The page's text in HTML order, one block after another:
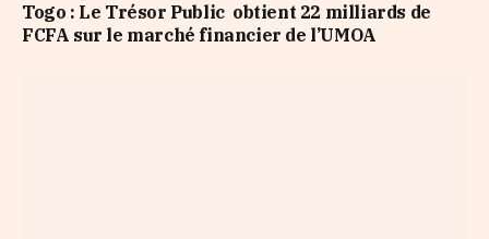
Togo : Le Trésor Public obtient 22 milliards de
FCFA sur le marché financier de l’UMOA